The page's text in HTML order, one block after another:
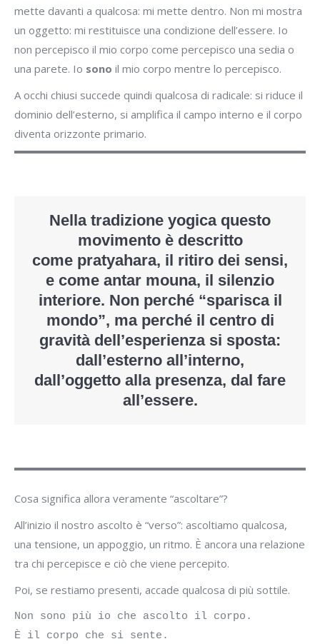
mette davanti a qualcosa: mi mette dentro. Non mi mostra
un oggetto: mi restituisce una condizione dell’essere. Io
non percepisco il mio corpo come percepisco una sedia o
una parete. Io sono il mio corpo mentre lo percepisco.
A occhi chiusi succede quindi qualcosa di radicale: si riduce il
dominio dell’esterno, si amplifica il campo interno e il corpo
diventa orizzonte primario.
Nella tradizione yogica questo
movimento è descritto
come pratyahara, il ritiro dei sensi,
e come antar mouna, il silenzio
interiore. Non perché “sparisca il
mondo”, ma perché il centro di
gravità dell’esperienza si sposta:
dall’esterno all’interno,
dall’oggetto alla presenza, dal fare
all’essere.
Cosa significa allora veramente “ascoltare”?
All’inizio il nostro ascolto è “verso”: ascoltiamo qualcosa,
una tensione, un appoggio, un ritmo. È ancora una relazione
tra chi percepisce e ciò che viene percepito.
Poi, se restiamo presenti, accade qualcosa di più sottile.
Non sono più io che ascolto il corpo.
È il corpo che si sente.